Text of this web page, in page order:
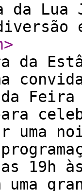
da Lua
>
da
Feira
uma
19h
uma